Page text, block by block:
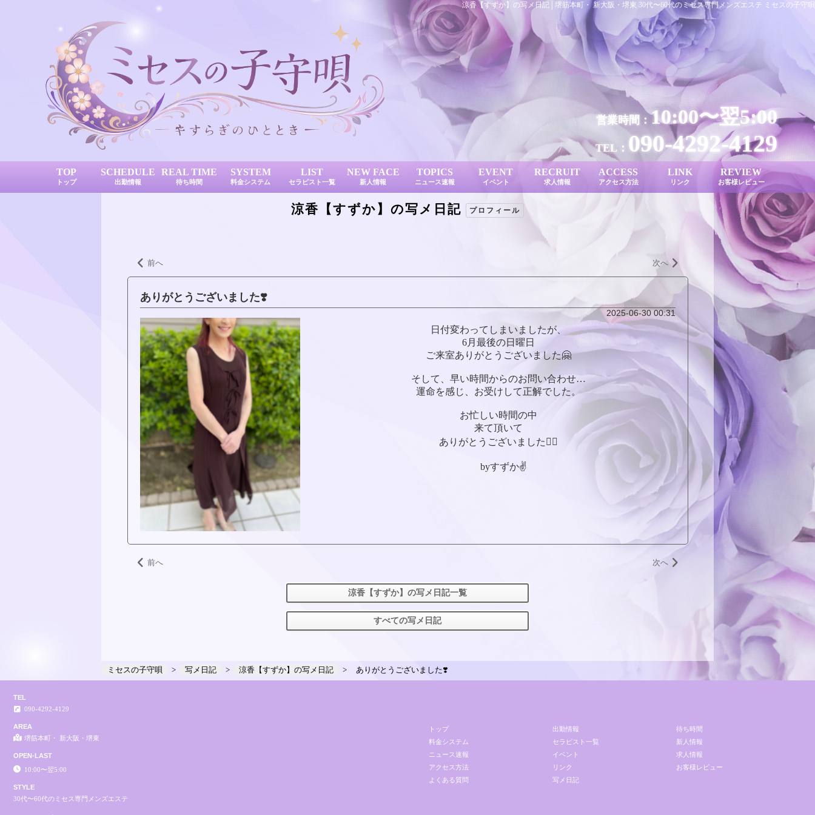
涼香【すずか】の写メ日記│堺筋本町・ 新大阪・堺東 30代〜60代のミセス専門メンズエステ ミセスの子守唄
営業時間： 10:00〜翌5:00
TEL： 090-4292-4129
TOP
トップ
SCHEDULE
出勤情報
REAL TIME
待ち時間
SYSTEM
料金システム
LIST
セラピスト一覧
NEW FACE
新人情報
TOPICS
ニュース速報
EVENT
イベント
RECRUIT
求人情報
ACCESS
アクセス方法
LINK
リンク
REVIEW
お客様レビュー
涼香【すずか】の写メ日記 プロフィール
前へ 次へ
ありがとうございました❣️
2025-06-30 00:31
日付変わってしまいましたが、
6月最後の日曜日
ご来室ありがとうございました🤗
そして、早い時間からのお問い合わせ…
運命を感じ、お受けして正解でした。
お忙しい時間の中
来て頂いて
ありがとうございました🙇‍♀
byすずか✌
前へ 次へ
涼香【すずか】の写メ日記一覧
すべての写メ日記
ミセスの子守唄 写メ日記 涼香【すずか】の写メ日記 ありがとうございました❣️
TEL
090-4292-4129
AREA
堺筋本町・ 新大阪・堺東
OPEN-LAST
10:00〜翌5:00
STYLE
30代〜60代のミセス専門メンズエステ
トップ 出勤情報
待ち時間
料金システム
セラピスト一覧
新人情報
ニュース速報
イベント
求人情報
アクセス方法
リンク
お客様レビュー
よくある質問
写メ日記